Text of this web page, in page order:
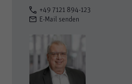
+49 7121 894-123
E-Mail senden